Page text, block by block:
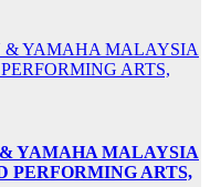
YAMAHA MALAYSIA
PERFORMING ARTS,